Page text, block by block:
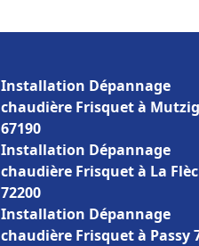
Installation Dépannage
chaudière Frisquet à Mutzig
67190
Installation Dépannage
chaudière Frisquet à La
72200
Installation Dépannage
chaudière Frisquet à Passy